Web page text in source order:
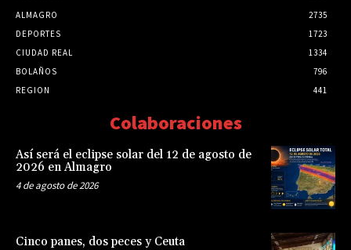
ALMAGRO
2735
DEPORTES
1723
CIUDAD REAL
1334
BOLAÑOS
796
REGION
441
Colaboraciones
Así será el eclipse solar del 12 de agosto de
2026 en Almagro
4 de agosto de 2026
Cinco panes, dos peces y Ceuta